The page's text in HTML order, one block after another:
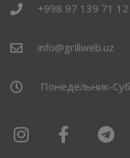
+998 97 139 71 12
info@grillweb.uz
Понедельник-